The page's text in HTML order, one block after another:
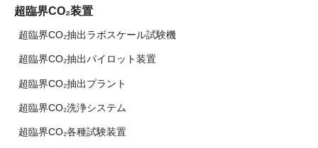
超臨界CO₂装置
超臨界CO₂抽出ラボスケール試験機
超臨界CO₂抽出パイロット装置
超臨界CO₂抽出プラント
超臨界CO₂洗浄システム
超臨界CO₂各種試験装置